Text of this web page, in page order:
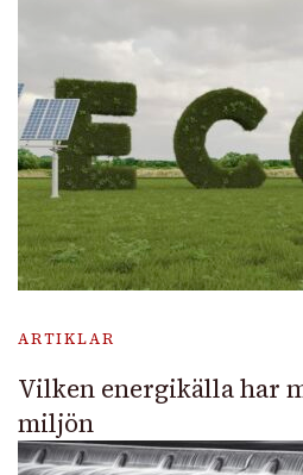
ARTIKLAR
Vilken energikälla har
miljön